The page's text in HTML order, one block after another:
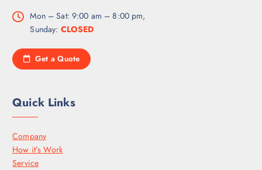
Mon – Sat: 9:00 am – 8:00 pm,
Sunday: CLOSED
Get a Quote
Quick Links
Company
How it’s Work
Service